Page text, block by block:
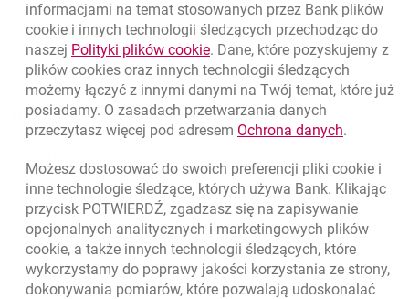
Nawigacja dolna
Zadzwoń do nas
801 331 331
(+48) 22 598 40 40
Migam
Znajdź placówkę lub bankomat otwiera się w nowej karcie
Oceń nas otwiera się w nowej karcie
Złóż wniosek przez internet
informacjami na temat stosowanych przez Bank plików
cookie i innych technologii śledzących przechodząc do
naszej Polityki plików cookielink otwiera się w nowym oknie
. Dane, które pozyskujemy z
plików cookies oraz innych technologii śledzących
możemy łączyć z innymi danymi na Twój temat, które już
posiadamy. O zasadach przetwarzania danych
przeczytasz więcej pod adresem Ochrona danychlink
.
Możesz dostosować do swoich preferencji pliki cookie i
inne technologie śledzące, których używa Bank. Klikając
przycisk POTWIERDŹ, zgadzasz się na zapisywanie
opcjonalnych analitycznych i marketingowych plików
cookie, a także innych technologii śledzących, które
wykorzystamy do poprawy jakości korzystania ze strony,
dokonywania pomiarów, które pozwalają udoskonalać